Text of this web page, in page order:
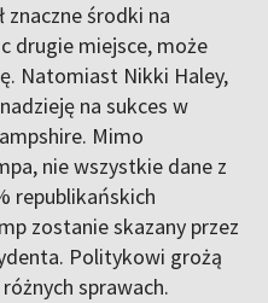
znaczne środki na
drugie miejsce, może
Natomiast Nikki Haley,
na sukces w
Mimo
nie wszystkie dane z
republikańskich
zostanie skazany przez
Politykowi grożą
sprawach.